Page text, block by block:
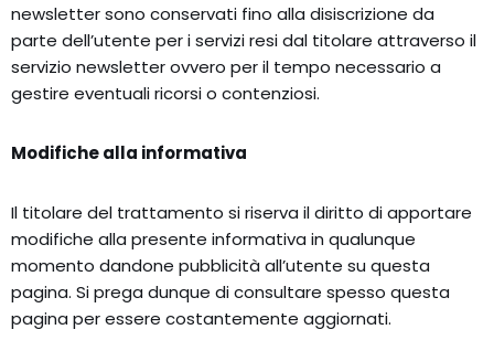
newsletter sono conservati fino alla disiscrizione da
parte dell’utente per i servizi resi dal titolare attraverso il
servizio newsletter ovvero per il tempo necessario a
gestire eventuali ricorsi o contenziosi.
Modifiche alla informativa
Il titolare del trattamento si riserva il diritto di apportare
modifiche alla presente informativa in qualunque
momento dandone pubblicità all’utente su questa
pagina. Si prega dunque di consultare spesso questa
pagina per essere costantemente aggiornati.